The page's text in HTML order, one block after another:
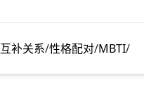
互补关系/性格配对/MBTI/